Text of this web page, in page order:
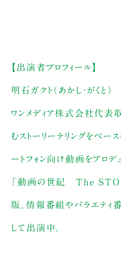
【出演者プロフィール】
明石ガクト（あかし・がくと）
ワンメディア株式会社代表
むストーリーテリングをベ
ートフォン向け動画をプロ
「動画の世紀 The
版。情報番組やバラエティ
して出演中。